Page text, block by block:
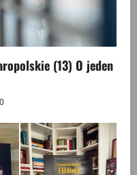
(13) O jeden
0